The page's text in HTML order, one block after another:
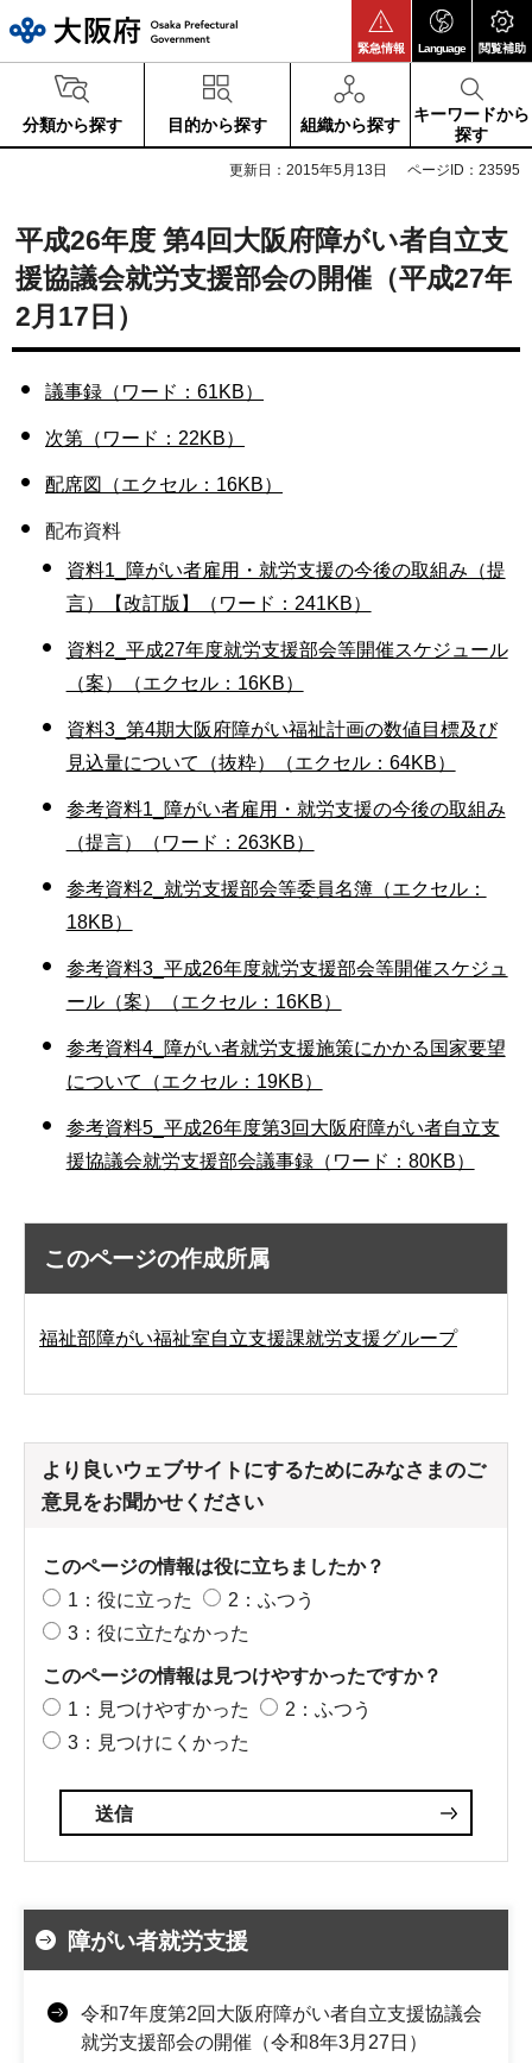
緊急情報 Language 閲覧補助
分類から探す 目的から探す 組織から探す
キーワードから
探す
更新日：2015年5月13日 ページID：23595
平成26年度 第4回大阪府障がい者自立支
援協議会就労支援部会の開催（平成27年
2月17日）
議事録（ワード：61KB）
次第（ワード：22KB）
配席図（エクセル：16KB）
配布資料
資料1_障がい者雇用・就労支援の今後の取組み（提
言）【改訂版】（ワード：241KB）
資料2_平成27年度就労支援部会等開催スケジュール
（案）（エクセル：16KB）
資料3_第4期大阪府障がい福祉計画の数値目標及び
見込量について（抜粋）（エクセル：64KB）
参考資料1_障がい者雇用・就労支援の今後の取組み
（提言）（ワード：263KB）
参考資料2_就労支援部会等委員名簿（エクセル：
18KB）
参考資料3_平成26年度就労支援部会等開催スケジュ
ール（案）（エクセル：16KB）
参考資料4_障がい者就労支援施策にかかる国家要望
について（エクセル：19KB）
参考資料5_平成26年度第3回大阪府障がい者自立支
援協議会就労支援部会議事録（ワード：80KB）
このページの作成所属
福祉部障がい福祉室自立支援課就労支援グループ
より良いウェブサイトにするためにみなさまのご
意見をお聞かせください
このページの情報は役に立ちましたか？
1：役に立った
2：ふつう
3：役に立たなかった
このページの情報は見つけやすかったですか？
1：見つけやすかった
2：ふつう
3：見つけにくかった
障がい者就労支援
令和7年度第2回大阪府障がい者自立支援協議会
就労支援部会の開催（令和8年3月27日）